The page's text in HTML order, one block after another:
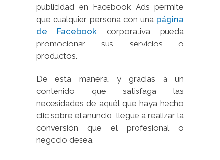
publicidad en Facebook Ads permite
que cualquier persona con una página
de Facebook corporativa pueda
promocionar sus servicios o
productos.
De esta manera, y gracias a un
contenido que satisfaga las
necesidades de aquél que haya hecho
clic sobre el anuncio, llegue a realizar la
conversión que el profesional o
negocio desea.